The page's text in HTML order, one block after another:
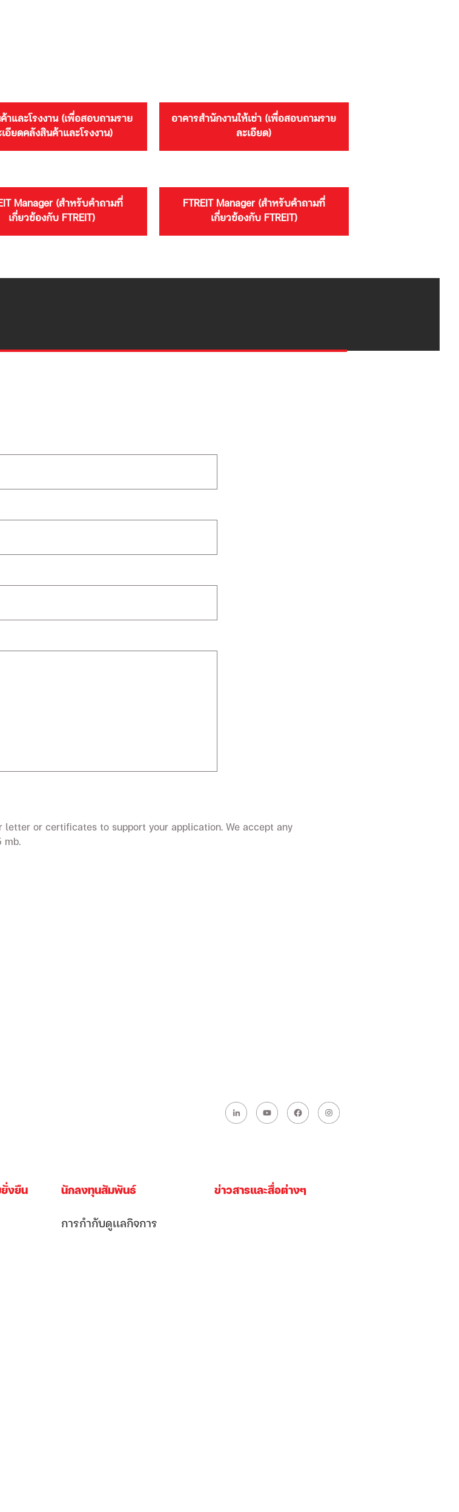
าและโรงงาน (เพื่อสอบถามราย
เอียดคลังสินค้าและโรงงาน)
อาคารสำนักงานให้เช่า (เพื่อสอบถามราย
ละเอียด)
Manager (สำหรับคำถามที่
เกี่ยวข้องกับ FTREIT)
FTREIT Manager (สำหรับคำถามที่
เกี่ยวข้องกับ FTREIT)
letter or certificates to support your application. We accept any
mb.
งยืน นักลงทุนสัมพันธ์
การกำกับดูเเลกิจการ
ข่าวสารและสื่อต่างๆ